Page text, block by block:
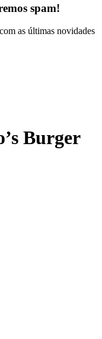
spam!
as últimas novidades
Burger